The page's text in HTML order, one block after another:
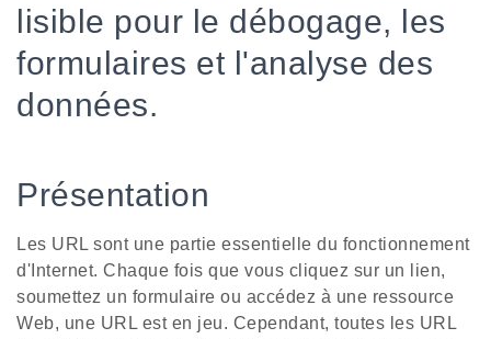
lisible pour le débogage, les
formulaires et l'analyse des
données.
Présentation
Les URL sont une partie essentielle du fonctionnement
d'Internet. Chaque fois que vous cliquez sur un lien,
soumettez un formulaire ou accédez à une ressource
Web, une URL est en jeu. Cependant, toutes les URL